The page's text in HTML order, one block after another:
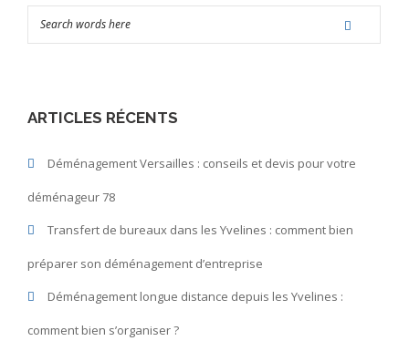
ARTICLES RÉCENTS
Déménagement Versailles : conseils et devis pour votre
déménageur 78
Transfert de bureaux dans les Yvelines : comment bien
préparer son déménagement d’entreprise
Déménagement longue distance depuis les Yvelines :
comment bien s’organiser ?